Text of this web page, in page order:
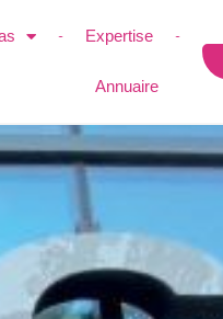
Expertise
Annuaire